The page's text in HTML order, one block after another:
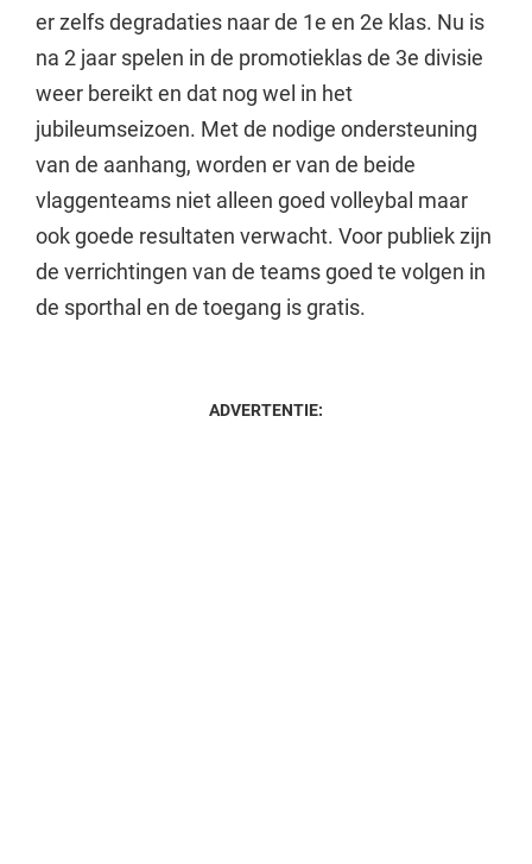
er zelfs degradaties naar de 1e en 2e klas. Nu is
na 2 jaar spelen in de promotieklas de 3e divisie
weer bereikt en dat nog wel in het
jubileumseizoen. Met de nodige ondersteuning
van de aanhang, worden er van de beide
vlaggenteams niet alleen goed volleybal maar
ook goede resultaten verwacht. Voor publiek zijn
de verrichtingen van de teams goed te volgen in
de sporthal en de toegang is gratis.
ADVERTENTIE: